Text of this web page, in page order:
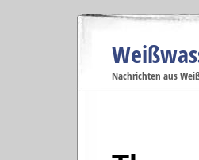
Nachrichten aus